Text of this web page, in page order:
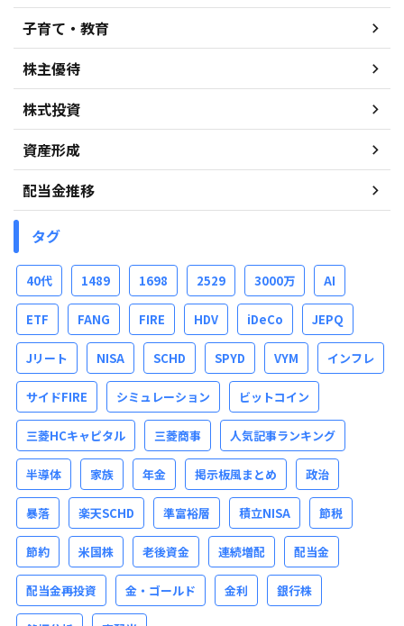
子育て・教育
株主優待
株式投資
資産形成
配当金推移
タグ
40代 1489 1698 2529 3000万 AI
ETF FANG FIRE HDV iDeCo JEPQ
Jリート NISA SCHD SPYD VYM インフレ
サイドFIRE シミュレーション ビットコイン
三菱HCキャピタル 三菱商事 人気記事ランキング
半導体 家族 年金 掲示板風まとめ 政治
暴落 楽天SCHD 準富裕層 積立NISA 節税
節約 米国株 老後資金 連続増配 配当金
配当金再投資 金・ゴールド 金利 銀行株